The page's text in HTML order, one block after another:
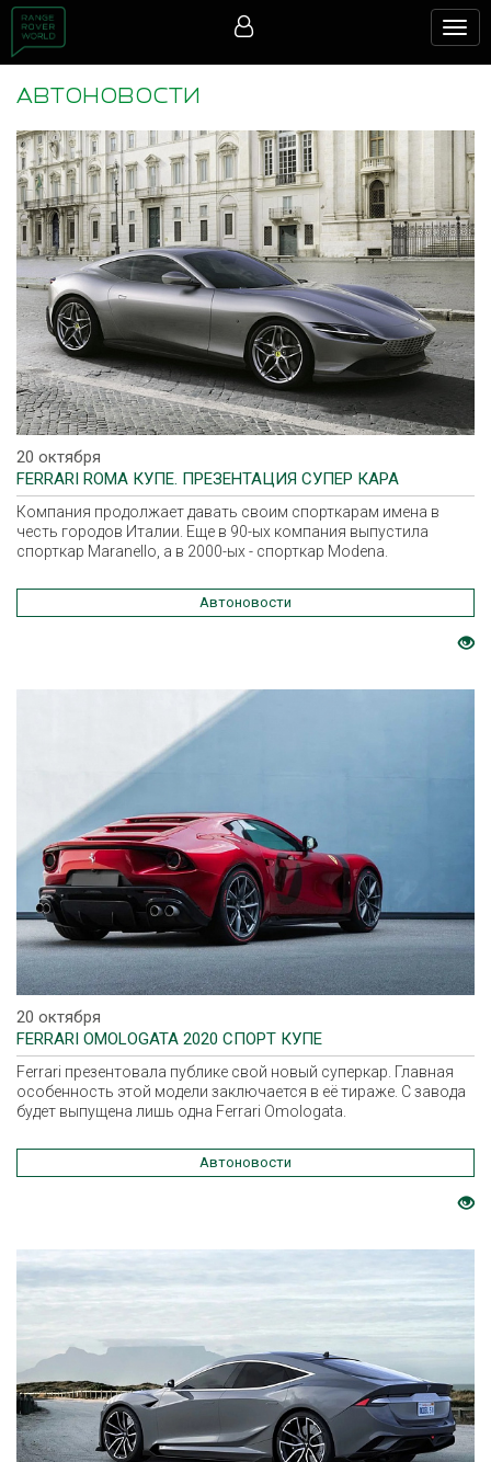
АВТОНОВОСТИ
20 октября
FERRARI ROMA КУПЕ. ПРЕЗЕНТАЦИЯ СУПЕР КАРА
Компания продолжает давать своим спорткарам имена в
честь городов Италии. Еще в 90-ых компания выпустила
спорткар Maranello, а в 2000-ых - спорткар Modena.
Автоновости
20 октября
FERRARI OMOLOGATA 2020 СПОРТ КУПЕ
Ferrari презентовала публике свой новый суперкар. Главная
особенность этой модели заключается в её тираже. С завода
будет выпущена лишь одна Ferrari Omologata.
Автоновости